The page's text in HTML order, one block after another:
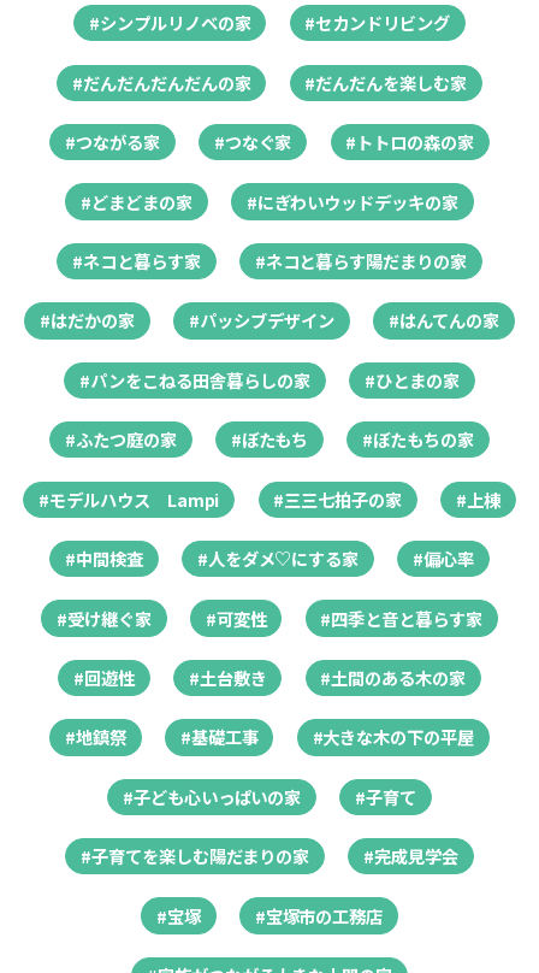
#シンプルリノベの家 #セカンドリビング
#だんだんだんだんの家 #だんだんを楽しむ家
#つながる家 #つなぐ家 #トトロの森の家
#どまどまの家 #にぎわいウッドデッキの家
#ネコと暮らす家 #ネコと暮らす陽だまりの家
#はだかの家 #パッシブデザイン #はんてんの家
#パンをこねる田舎暮らしの家 #ひとまの家
#ふたつ庭の家 #ぼたもち #ぼたもちの家
#モデルハウス Lampi #三三七拍子の家 #上棟
#中間検査 #人をダメ♡にする家 #偏心率
#受け継ぐ家 #可変性 #四季と音と暮らす家
#回遊性 #土台敷き #土間のある木の家
#地鎮祭 #基礎工事 #大きな木の下の平屋
#子ども心いっぱいの家 #子育て
#子育てを楽しむ陽だまりの家 #完成見学会
#宝塚 #宝塚市の工務店